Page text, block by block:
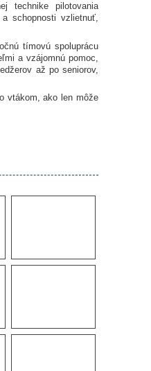
technike pilotovania
schopnosti vzlietnuť,
tímovú spoluprácu
a vzájomnú pomoc,
až po seniorov,
vtákom, ako len môže